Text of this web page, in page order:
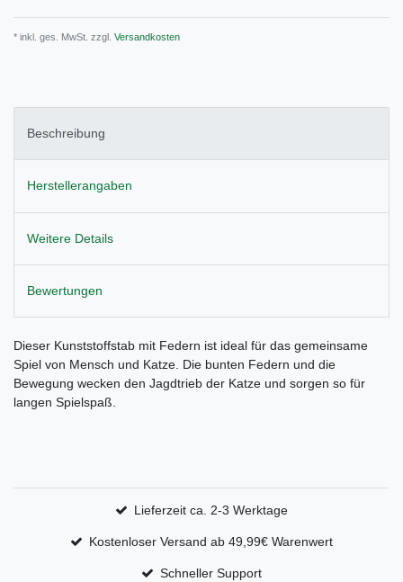
* inkl. ges. MwSt. zzgl. Versandkosten
Beschreibung
Herstellerangaben
Weitere Details
Bewertungen
Dieser Kunststoffstab mit Federn ist ideal für das gemeinsame
Spiel von Mensch und Katze. Die bunten Federn und die
Bewegung wecken den Jagdtrieb der Katze und sorgen so für
langen Spielspaß.
Lieferzeit ca. 2-3 Werktage
Kostenloser Versand ab 49,99€ Warenwert
Schneller Support